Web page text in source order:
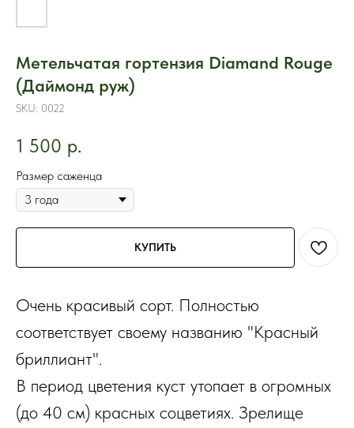
Метельчатая гортензия Diamand Rouge
(Даймонд руж)
SKU: 0022
1 500 р.
Размер саженца
КУПИТЬ
Очень красивый сорт. Полностью
соответствует своему названию "Красный
бриллиант".
В период цветения куст утопает в огромных
(до 40 см) красных соцветиях. Зрелище